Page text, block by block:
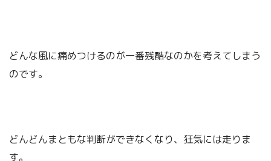
どんな風に痛めつけるのが一番残酷なのかを考えてしまう
のです。
どんどんまともな判断ができなくなり、狂気には走りま
す。